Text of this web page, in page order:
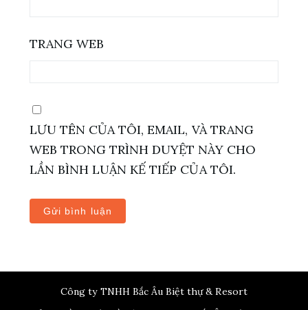
TRANG WEB
LƯU TÊN CỦA TÔI, EMAIL, VÀ TRANG
WEB TRONG TRÌNH DUYỆT NÀY CHO
LẦN BÌNH LUẬN KẾ TIẾP CỦA TÔI.
Công ty TNHH Bắc Âu Biệt thự & Resort